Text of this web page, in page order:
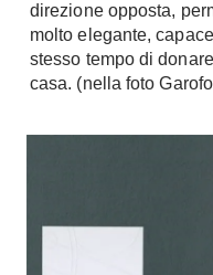
Bagno
Arredo Bagno
Cabine Doccia
Rubinetteria
direzione opposta,
molto elegante,
stesso tempo di
casa. (nella foto